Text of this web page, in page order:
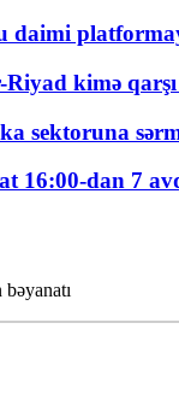
daimi
kimə
sektoruna
16:00-dan 7